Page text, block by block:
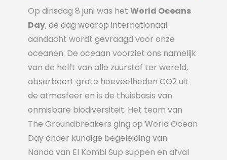
Op dinsdag 8 juni was hetWorld Oceans
Day, de dag waarop internationaal
aandacht wordt gevraagd voor onze
oceanen. De oceaan voorziet ons namelijk
van de helft van alle zuurstof ter wereld,
absorbeert grote hoeveelheden CO2 uit
de atmosfeer en is de thuisbasis van
onmisbare biodiversiteit. Het team van
The Groundbreakers ging op World Ocean
Day onder kundige begeleiding van
Nanda van El Kombi Sup suppen en afval